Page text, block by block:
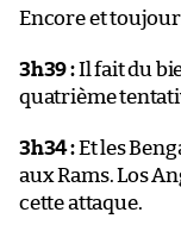
Encore et
3h39 :Il fait du
quatrième
3h34 :Et les
aux Rams. Los
cette attaque.